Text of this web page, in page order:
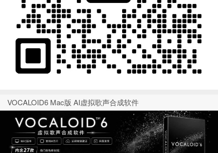
VOCALOID6 Mac版 AI虚拟歌声合成软件